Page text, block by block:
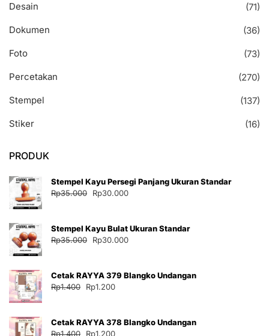
Desain
(71)
Dokumen
(36)
Foto
(73)
Percetakan
(270)
Stempel
(137)
Stiker
(16)
PRODUK
Stempel Kayu Persegi Panjang Ukuran Standar
Rp35.000
Harga
Rp35.000.
Rp30.000
adalah:
Stempel Kayu Bulat Ukuran Standar
Rp35.000
Harga
Rp35.000.
Rp30.000
adalah:
Cetak RAYYA 379 Blangko Undangan
Rp1.400
Harga
Rp1.400.
Rp1.200
adalah:
Cetak RAYYA 378 Blangko Undangan
Rp1.400 Harga
Rp1.200